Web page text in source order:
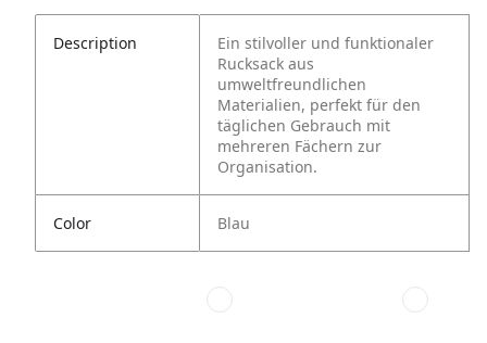
Description
Ein stilvoller und funktionaler
Rucksack aus
umweltfreundlichen
Materialien, perfekt für den
täglichen Gebrauch mit
mehreren Fächern zur
Organisation.
Color Blau